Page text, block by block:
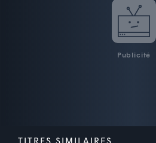
Publicité
TITRES SIMILAIRES